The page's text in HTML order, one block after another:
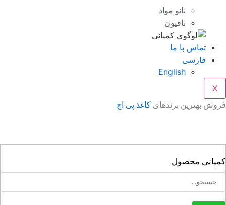
نانو مواد
نافیون
تماس با ما
فارسی
English
بهترین برندهایکاغذ پی اچ
محصول